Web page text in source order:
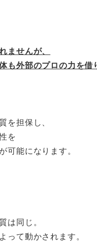
ませんが、
も外部のプロの力を借
を担保し、
を
可能になります。
は同じ。
って動かされます。